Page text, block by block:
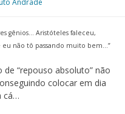
gênios… Aristóteles faleceu,
eu não tô passando muito bem…”
“repouso absoluto” não
colocar em dia
cá…